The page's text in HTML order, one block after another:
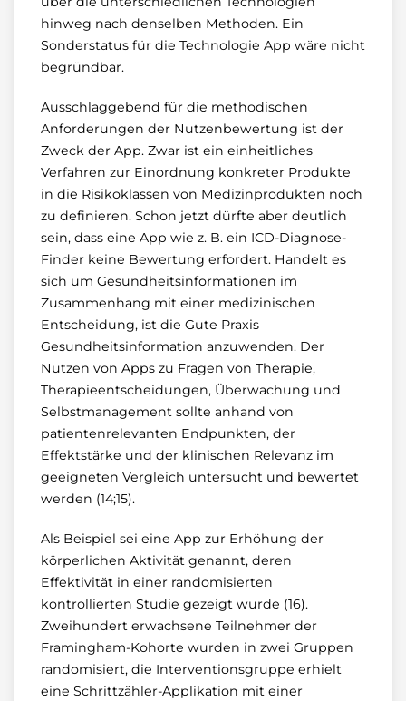
hinweg nach denselben Methoden. Ein
Sonderstatus für die Technologie App wäre nicht
begründbar.
Ausschlaggebend für die methodischen
Anforderungen der Nutzenbewertung ist der
Zweck der App. Zwar ist ein einheitliches
Verfahren zur Einordnung konkreter Produkte
in die Risikoklassen von Medizinprodukten noch
zu definieren. Schon jetzt dürfte aber deutlich
sein, dass eine App wie z. B. ein ICD-Diagnose-
Finder keine Bewertung erfordert. Handelt es
sich um Gesundheitsinformationen im
Zusammenhang mit einer medizinischen
Entscheidung, ist die Gute Praxis
Gesundheitsinformation anzuwenden. Der
Nutzen von Apps zu Fragen von Therapie,
Therapieentscheidungen, Überwachung und
Selbstmanagement sollte anhand von
patientenrelevanten Endpunkten, der
Effektstärke und der klinischen Relevanz im
geeigneten Vergleich untersucht und bewertet
werden (14;15).
Als Beispiel sei eine App zur Erhöhung der
körperlichen Aktivität genannt, deren
Effektivität in einer randomisierten
kontrollierten Studie gezeigt wurde (16).
Zweihundert erwachsene Teilnehmer der
Framingham-Kohorte wurden in zwei Gruppen
randomisiert, die Interventionsgruppe erhielt
eine Schrittzähler-Applikation mit einer